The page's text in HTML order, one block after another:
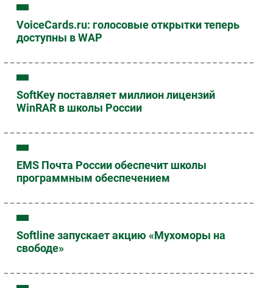
VoiceCards.ru: голосовые открытки теперь
доступны в WAP
SoftKey поставляет миллион лицензий
WinRAR в школы России
EMS Почта России обеспечит школы
программным обеспечением
Softline запускает акцию «Мухоморы на
свободе»